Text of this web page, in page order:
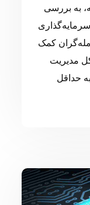
به بررسی
کمک
مدیریت
حداقل